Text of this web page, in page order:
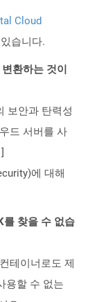
Cloud
습니다.
환하는 것이
보안과 탄력성
드 서버를 사
에 대해
를 찾을 수 없습
테이너로도 제
용할 수 없는